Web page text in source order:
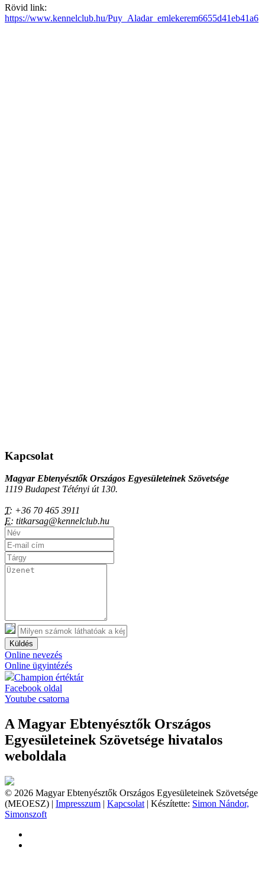
Rövid link:
https://www.kennelclub.hu/Puy_Aladar_emlekerem6655d41eb41a6
Kapcsolat
Magyar Ebtenyésztők Országos Egyesületeinek Szövetsége
1119 Budapest Tétényi út 130.
T: +36 70 465 3911
E: titkarsag@kennelclub.hu
Küldés
Online nevezés
Online ügyintézés
Champion értéktár
Facebook oldal
Youtube csatorna
A Magyar Ebtenyésztők Országos
Egyesületeinek Szövetsége hivatalos
weboldala
© 2026 Magyar Ebtenyésztők Országos Egyesületeinek Szövetsége
(MEOESZ) | Impresszum | Kapcsolat | Készítette: Simon Nándor,
Simonszoft